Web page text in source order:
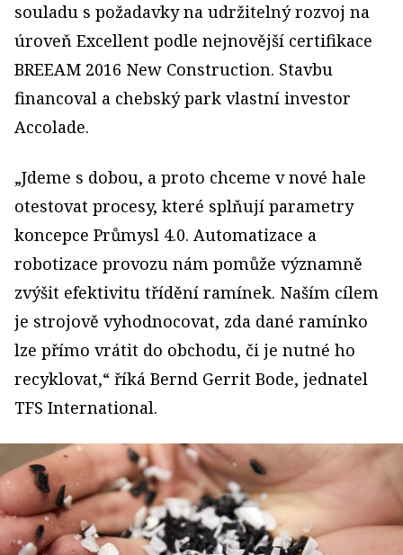
souladu s požadavky na udržitelný rozvoj na
úroveň Excellent podle nejnovější certifikace
BREEAM 2016 New Construction. Stavbu
financoval a chebský park vlastní investor
Accolade.
„Jdeme s dobou, a proto chceme v nové hale
otestovat procesy, které splňují parametry
koncepce Průmysl 4.0. Automatizace a
robotizace provozu nám pomůže významně
zvýšit efektivitu třídění ramínek. Naším cílem
je strojově vyhodnocovat, zda dané ramínko
lze přímo vrátit do obchodu, či je nutné ho
recyklovat,“ říká Bernd Gerrit Bode, jednatel
TFS International.